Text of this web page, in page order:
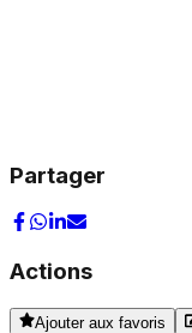
Partager
Actions
Ajouter aux favoris